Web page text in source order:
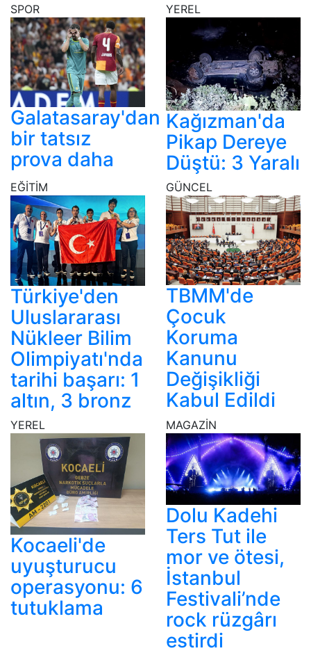
SPOR
Galatasaray'dan
bir tatsız
prova daha
YEREL
Kağızman'da
Pikap Dereye
Düştü: 3 Yaralı
EĞİTİM
Türkiye'den
Uluslararası
Nükleer Bilim
Olimpiyatı'nda
tarihi başarı: 1
altın, 3 bronz
GÜNCEL
TBMM'de
Çocuk
Koruma
Kanunu
Değişikliği
Kabul Edildi
YEREL
Kocaeli'de
uyuşturucu
operasyonu: 6
tutuklama
MAGAZİN
Dolu Kadehi
Ters Tut ile
mor ve ötesi,
İstanbul
Festivali’nde
rock rüzgârı
estirdi